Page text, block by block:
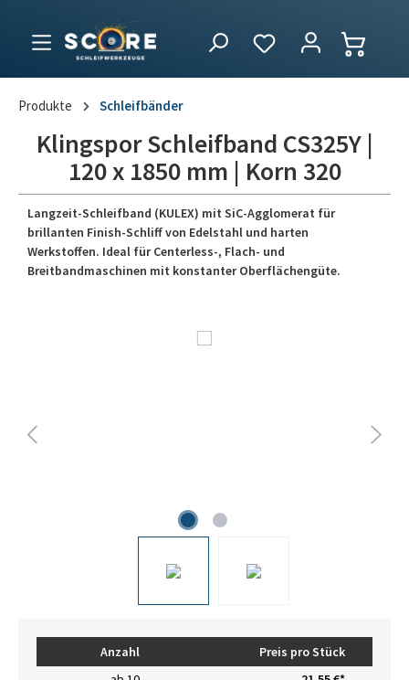
Produkte Schleifbänder
Klingspor Schleifband CS325Y |
120 x 1850 mm | Korn 320
Langzeit-Schleifband (KULEX) mit SiC-Agglomerat für
brillanten Finish-Schliff von Edelstahl und harten
Werkstoffen. Ideal für Centerless-, Flach- und
Breitbandmaschinen mit konstanter Oberflächengüte.
Anzahl
Preis pro Stück